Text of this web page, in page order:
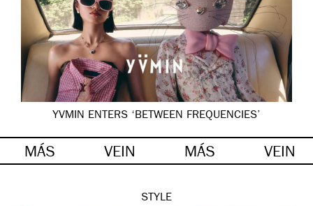
YVMIN ENTERS ‘BETWEEN FREQUENCIES’
MÁS VEIN MÁS VEIN
STYLE